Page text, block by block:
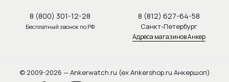
8 (800) 301-12-28
Бесплатный звонок по РФ
8 (812) 627-64-58
Санкт-Петербург
Адреса магазинов Анкер
© 2009-2026 — Ankerwatch.ru (ex Ankershop.ru Анкершоп)